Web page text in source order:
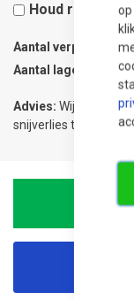
Houd rekening
Aantal verpakkingen
Aantal lagen
Advies: Wij
snijverlies te